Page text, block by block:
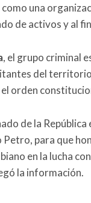
como una
de activos y al
, el grupo criminal
del
orden
de la
para que
en la lucha
la información.